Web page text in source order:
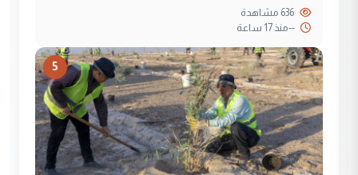
--منذ 17 ساعة
5